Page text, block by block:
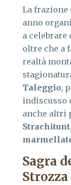
La frazione
anno
a celebrare
oltre che a
realtà
Taleggio,
indiscusso
anche altri
Sagra
Strozza